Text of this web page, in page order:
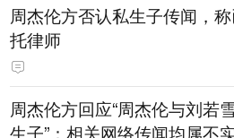
周杰伦方否认私生子传闻，
托律师
周杰伦方回应“周杰伦与刘若
生子”：相关网络传闻均属不